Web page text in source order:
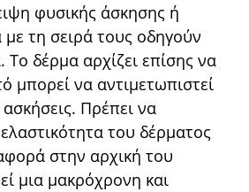
φυσικής άσκησης ή
με τη σειρά τους οδηγούν
Το δέρμα αρχίζει επίσης να
μπορεί να αντιμετωπιστεί
Πρέπει να
του δέρματος
στην αρχική του
μια μακρόχρονη και